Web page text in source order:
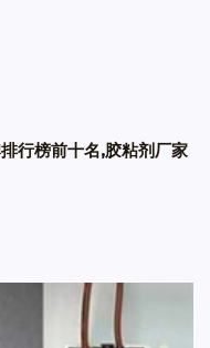
行榜前十名,胶粘剂厂家